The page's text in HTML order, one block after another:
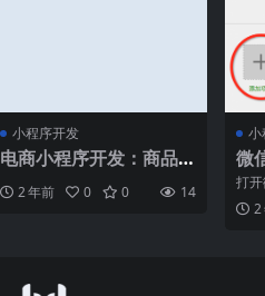
小程序开发
电商小程序开发：商品
列表与购物车设计
2 年前 0 0 14
小
微
程
打
最
了。
2